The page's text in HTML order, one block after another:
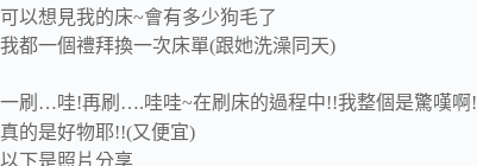
可以想見我的床~會有多少狗毛了
我都一個禮拜換一次床單(跟她洗澡同天)
一刷…哇!再刷….哇哇~在刷床的過程中!!我整個是驚嘆啊!
真的是好物耶!!(又便宜)
以下是照片分享